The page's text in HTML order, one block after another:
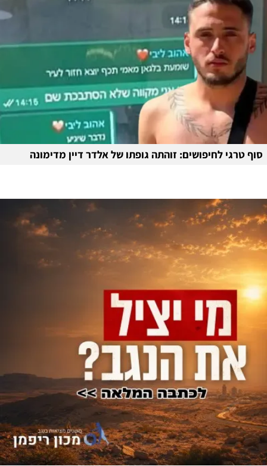
סוף טרגי לחיפושים: זוהתה גופתו של אלדר דיין מדימונה